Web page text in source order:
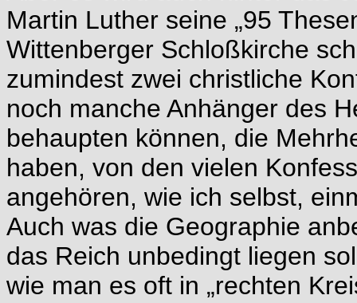
Martin Luther seine „95
Wittenberger Schloßkirche
zumindest zwei christliche
noch manche Anhänger des
behaupten können, die
haben, von den vielen
angehören, wie ich selbst,
Auch was die Geographie
das Reich unbedingt liegen
wie man es oft in „rechten